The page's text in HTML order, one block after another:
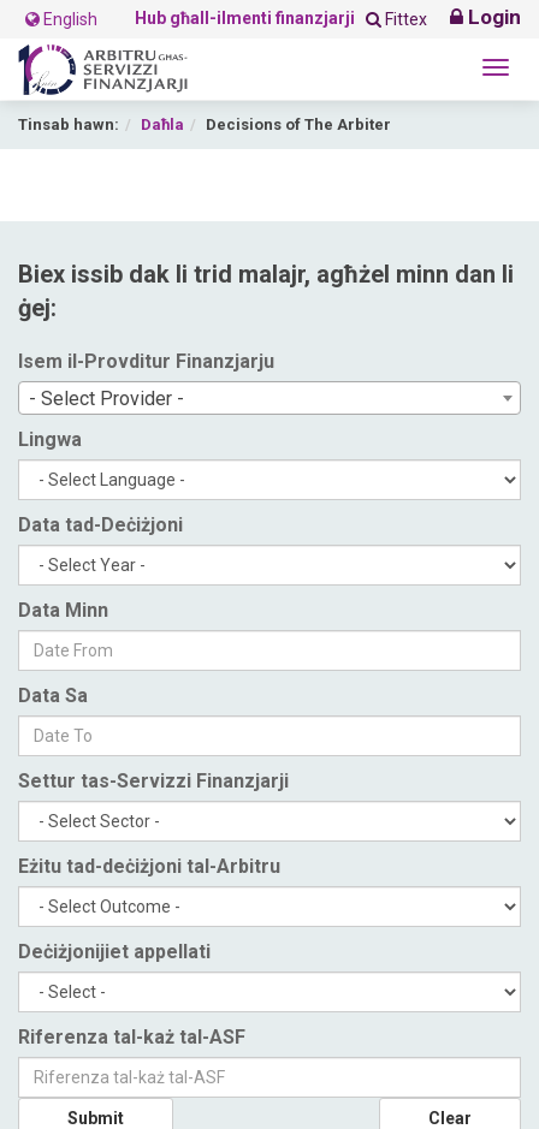
English Hub għall-ilmenti finanzjarji Fittex Login
Tinsab hawn: Daħla Decisions of The Arbiter
Biex issib dak li trid malajr, agħżel minn dan li
ġej:
Isem il-Provditur Finanzjarju
- Select Provider -
Lingwa
Data tad-Deċiżjoni
Data Minn
Data Sa
Settur tas-Servizzi Finanzjarji
Eżitu tad-deċiżjoni tal-Arbitru
Deċiżjonijiet appellati
Riferenza tal-każ tal-ASF
Submit Clear